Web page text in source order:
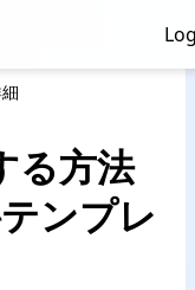
る方法
ンプレ